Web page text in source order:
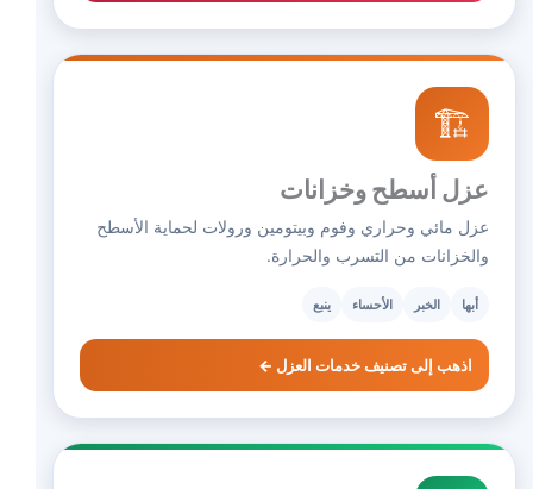
🏗️
عزل أسطح وخزانات
عزل مائي وحراري وفوم وبيتومين ورولات لحماية الأسطح
والخزانات من التسرب والحرارة.
أبها الخبر الأحساء ينبع
اذهب إلى تصنيف خدمات العزل ←